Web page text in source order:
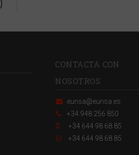
CONTACTA CON
NOSOTROS
eunsa@eunsa.es
+34 948 256 850
+34 644 98 68 85
+34 644 98 68 85